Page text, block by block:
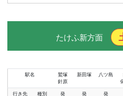
たけふ新方面
駅名
鷲塚
針原
新田塚 八ツ島
行き先 種別 発 発 発